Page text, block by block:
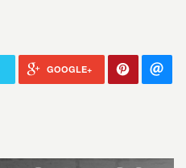
GOOGLE+